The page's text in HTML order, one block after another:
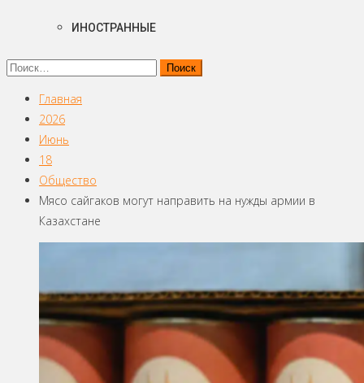
ИНОСТРАННЫЕ
Найти:
Главная
2026
Июнь
18
Общество
Мясо сайгаков могут направить на нужды армии в
Казахстане